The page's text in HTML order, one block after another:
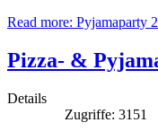
Read more: Pyjamaparty
Pizza- &
Details
Zugriffe: 3151